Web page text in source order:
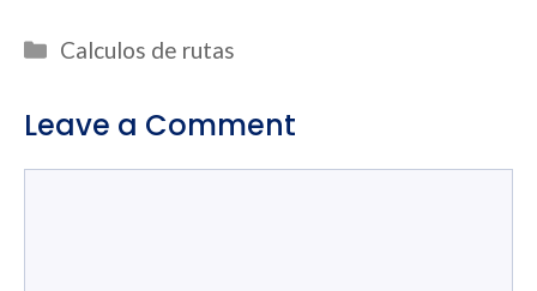
Categories
Calculos de rutas
Leave a Comment